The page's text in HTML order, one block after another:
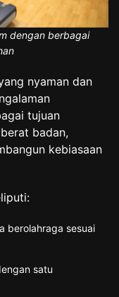
dengan berbagai
nyaman dan
tujuan
badan,
kebiasaan
berolahraga sesuai
satu